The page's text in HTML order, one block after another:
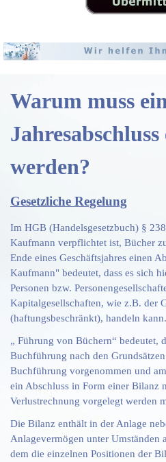
Warum muss
werden?
Gesetzliche Regelung
Im HGB (Handelsgesetzbuch) §
Kaufmann verpflichtet ist, Bücher
Ende eines Geschäftsjahres einen
Kaufmann" bedeutet, dass es sich
Personen bzw.
Kapitalgesellschaften, wie z.B. der
(haftungsbeschränkt), handeln kann.
„ Führung von Büchern“ bedeutet,
Buchführung nach den
Buchführung vorgenommen und
ein Abschluss in Form einer Bilanz
Verlustrechnung vorgelegt werden
Die Bilanz enthält in der Anlage
Anlagevermögen unter Umständen
dem die einzelnen Positionen der